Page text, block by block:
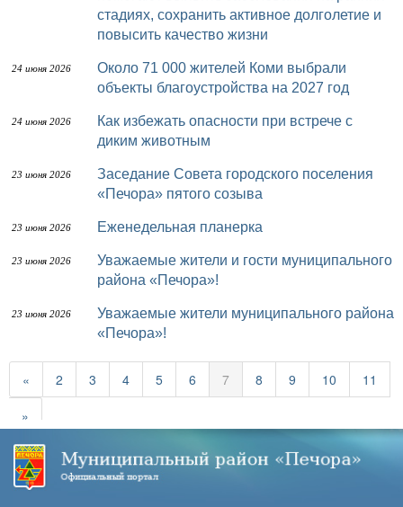
стадиях, сохранить активное долголетие и
повысить качество жизни
24 июня 2026
Около 71 000 жителей Коми выбрали
объекты благоустройства на 2027 год
24 июня 2026
Как избежать опасности при встрече с
диким животным
23 июня 2026
Заседание Совета городского поселения
«Печора» пятого созыва
23 июня 2026 Еженедельная планерка
23 июня 2026
Уважаемые жители и гости муниципального
района «Печора»!
23 июня 2026
Уважаемые жители муниципального района
«Печора»!
« 2 3 4 5 6 7 8 9 10
11
»